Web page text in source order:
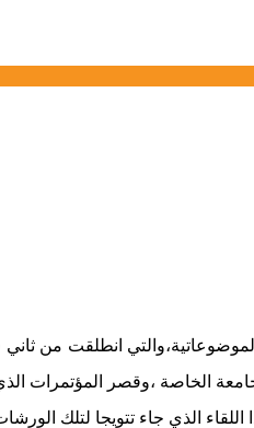
انطلقت من
:”فاس والافق التنموي الواعد “هذا اللقاء